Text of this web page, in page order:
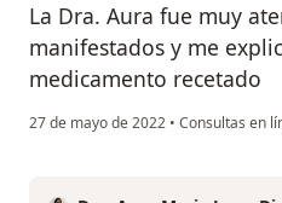
La Dra. Aura fue muy
manifestados y me
medicamento recetado
27 de mayo de 2022 • Consultas en